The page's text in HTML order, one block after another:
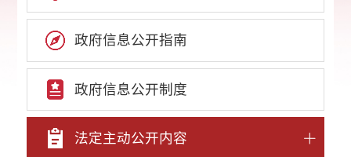
政府信息公开指南
政府信息公开制度
法定主动公开内容